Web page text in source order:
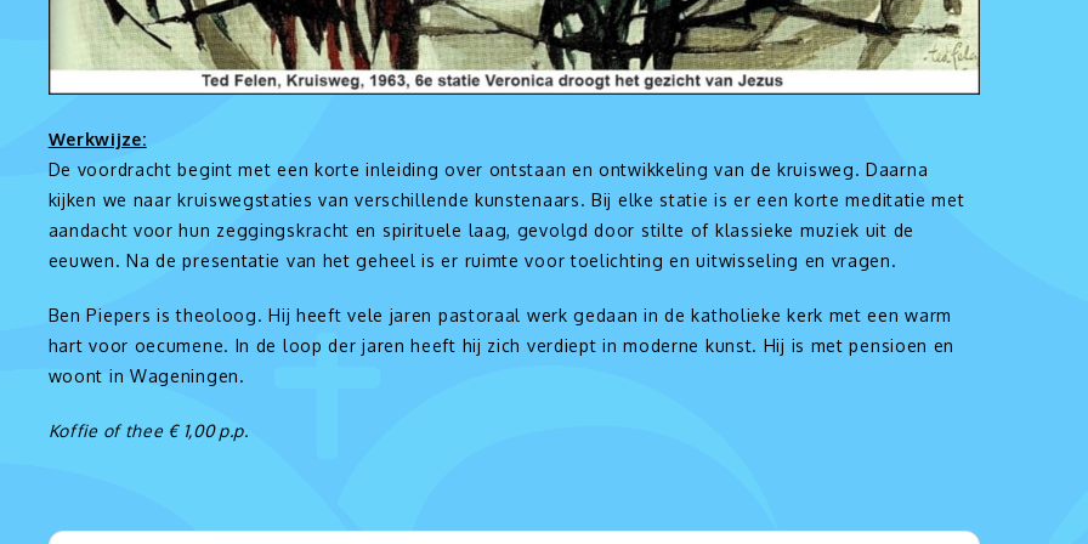
Werkwijze:
De voordracht begint met een korte inleiding over ontstaan en ontwikkeling van de kruisweg. Daarna
kijken we naar kruiswegstaties van verschillende kunstenaars. Bij elke statie is er een korte meditatie met
aandacht voor hun zeggingskracht en spirituele laag, gevolgd door stilte of klassieke muziek uit de
eeuwen. Na de presentatie van het geheel is er ruimte voor toelichting en uitwisseling en vragen.
Ben Piepers is theoloog. Hij heeft vele jaren pastoraal werk gedaan in de katholieke kerk met een warm
hart voor oecumene. In de loop der jaren heeft hij zich verdiept in moderne kunst. Hij is met pensioen en
woont in Wageningen.
Koffie of thee € 1,00 p.p.